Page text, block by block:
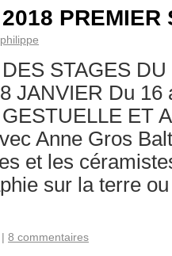
PREMIER
philippe
STAGES
JANVIER Du 16
ET
Anne Gros
et les
sur la terre
| 8 commentaires